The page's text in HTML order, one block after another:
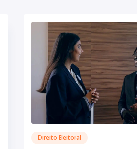
Direito Eleitoral